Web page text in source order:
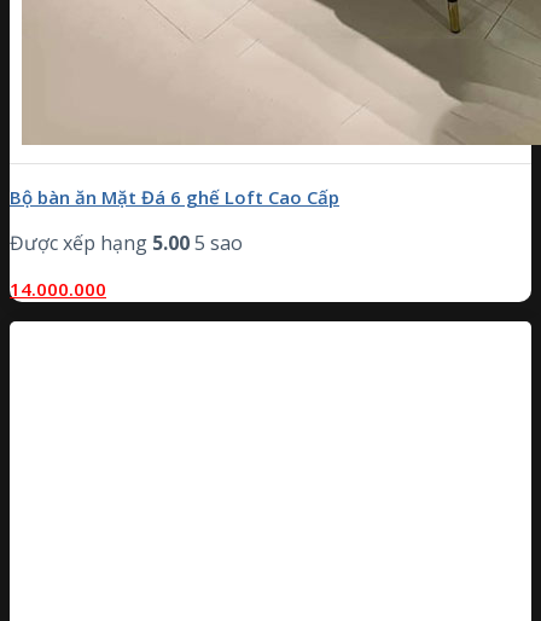
Bộ bàn ăn Mặt Đá 6 ghế Loft Cao Cấp
Được xếp hạng 5.005 sao
14.000.000